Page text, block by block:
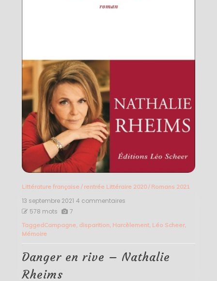
Littérature française/ rentrée Littéraire 2020/ Romans 2021
13 septembre 2021 4 commentaires
rive
Rheims
578 mots 7
TaggedCampagne, disparition, Harcèlement, Léo Scheer,
Mémoire
Danger en rive – Nathalie
Rheims